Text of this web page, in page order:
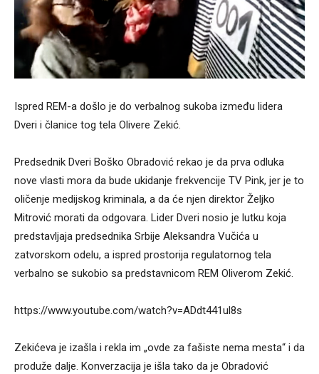
Ispred REM-a došlo je do verbalnog sukoba između lidera
Dveri i članice tog tela Olivere Zekić.
Predsednik Dveri Boško Obradović rekao je da prva odluka
nove vlasti mora da bude ukidanje frekvencije TV Pink, jer je to
oličenje medijskog kriminala, a da će njen direktor Željko
Mitrović morati da odgovara. Lider Dveri nosio je lutku koja
predstavljaja predsednika Srbije Aleksandra Vučića u
zatvorskom odelu, a ispred prostorija regulatornog tela
verbalno se sukobio sa predstavnicom REM Oliverom Zekić.
https://www.youtube.com/watch?v=ADdt441ul8s
Zekićeva je izašla i rekla im „ovde za fašiste nema mesta“ i da
produže dalje. Konverzacija je išla tako da je Obradović